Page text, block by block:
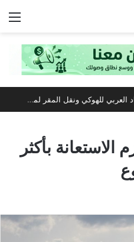
سلطنة عُمان تفوز برئاسة الاتحاد العربي للهوكي ونقل المقر لمسقط
الاستعانة بأكثر